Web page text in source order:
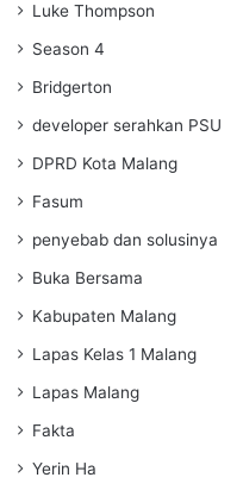
Luke Thompson
Season 4
Bridgerton
developer serahkan PSU
DPRD Kota Malang
Fasum
penyebab dan solusinya
Buka Bersama
Kabupaten Malang
Lapas Kelas 1 Malang
Lapas Malang
Fakta
Yerin Ha